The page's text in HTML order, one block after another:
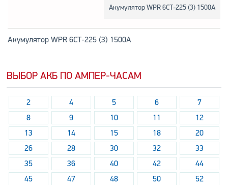
Акумулятор WPR 6СТ-225 (3) 1500А
Акумулятор WPR 6СТ-225 (3) 1500А
ВЫБОР АКБ ПО АМПЕР-ЧАСАМ
2 4 5 6
7
8
9 10 11
12
13
14 15 18
20
26
28 30 32
33
35
36 40 42
44
45
47 48 50
52